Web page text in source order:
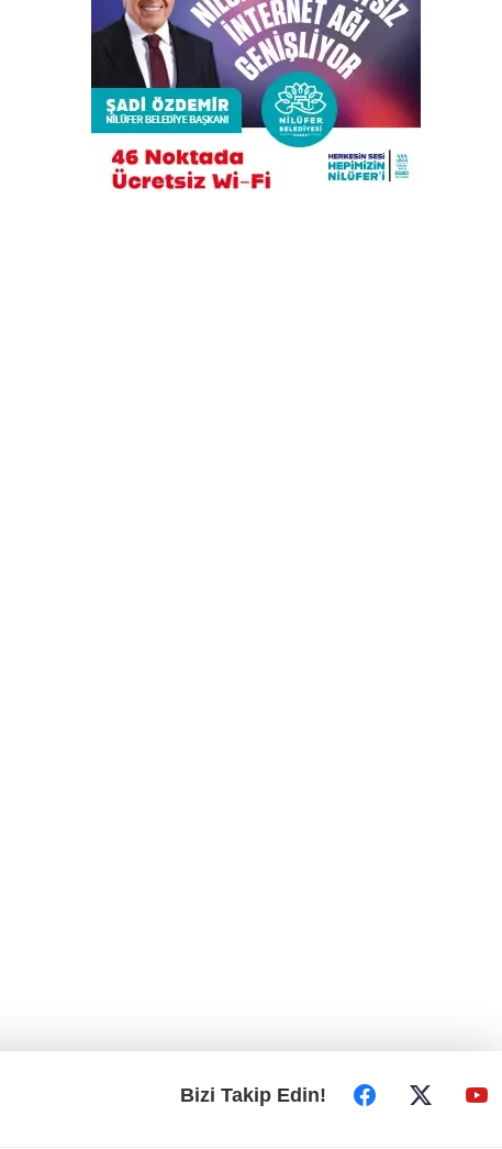
Elini spiral makinesine kaptırdı
Trump İran'la anlaşmadan yana; Ülkeyi taş
devrine döndürmekten söz ediyordu!
Alkollü sürücü karıştığı kazayı unuttu,
ortalığı ayağa kaldırdı!
Bizi Takip Edin!